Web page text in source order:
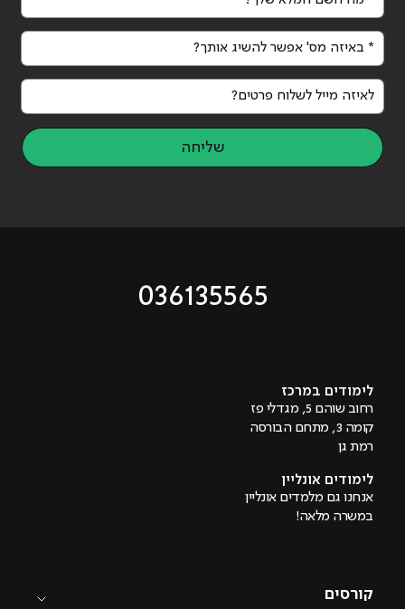
* באיזה מס' אפשר להשיג אותך?
לאיזה מייל לשלוח פרטים?
שליחה
036135565
לימודים במרכז
רחוב שוהם 5, מגדלי פז
קומה 3, מתחם הבורסה
רמת גן
לימודים אונליין
אנחנו גם מלמדים אונליין
במשרה מלאה!
קורסים